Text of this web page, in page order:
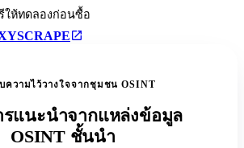
ให้ทดลองก่อนซื้อ
ความไว้วางใจจากชุมชน OSINT
รแนะนำจากแหล่งข้อมูล
OSINT ชั้นนำ